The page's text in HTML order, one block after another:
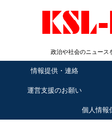
政治や社会のニュース
情報提供・連絡
運営支援のお願い
個人情報